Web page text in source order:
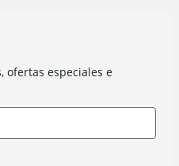
ofertas especiales e